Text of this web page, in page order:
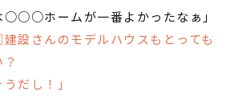
ナンス
○○○ホームが一番よかったなぁ」
設さんのモデルハウスもとっても
だし！」